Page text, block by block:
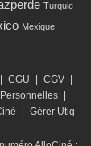
Turquie
Mexique
CGU CGV
Gérer Utiq